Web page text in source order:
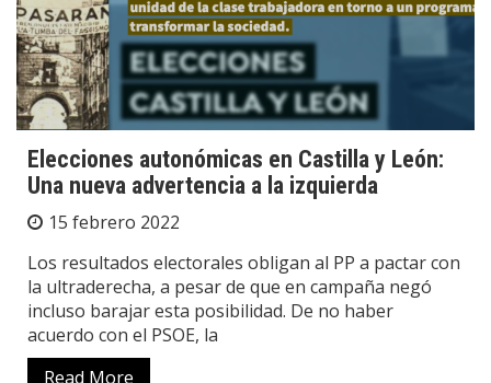
Elecciones autonómicas en Castilla y León:
Una nueva advertencia a la izquierda
15 febrero 2022
Los resultados electorales obligan al PP a pactar con
la ultraderecha, a pesar de que en campaña negó
incluso barajar esta posibilidad. De no haber
acuerdo con el PSOE, la
Read More